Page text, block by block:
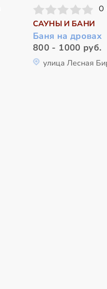
0
САУНЫ И БАНИ
Баня на дровах
800 - 1000 руб.
улица Лесная